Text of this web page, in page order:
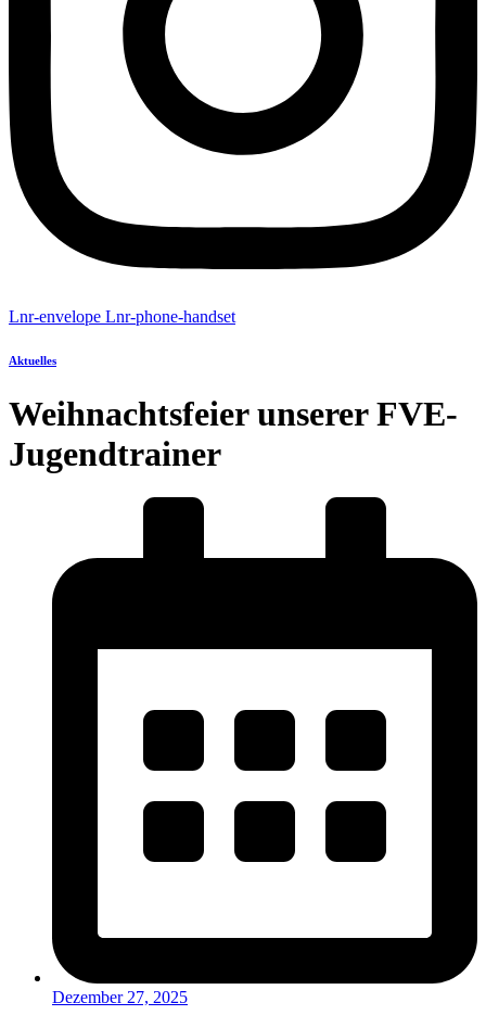
Lnr-envelope Lnr-phone-handset
Aktuelles
Weihnachtsfeier unserer FVE-
Jugendtrainer
Dezember 27, 2025